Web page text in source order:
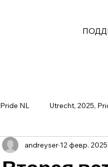
Pride NL Utrecht, 2025,
andreyser 12 февр. 2025